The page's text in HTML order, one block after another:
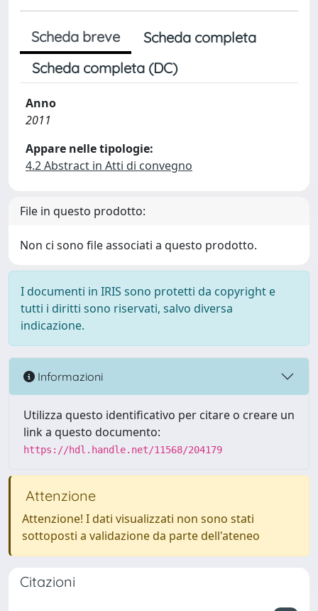
Scheda breve
Scheda completa
Scheda completa (DC)
Anno
2011
Appare nelle tipologie:
4.2 Abstract in Atti di convegno
File in questo prodotto:
Non ci sono file associati a questo prodotto.
I documenti in IRIS sono protetti da copyright e
tutti i diritti sono riservati, salvo diversa
indicazione.
Informazioni
Utilizza questo identificativo per citare o creare un
link a questo documento:
https://hdl.handle.net/11568/204179
Attenzione
Attenzione! I dati visualizzati non sono stati
sottoposti a validazione da parte dell'ateneo
Citazioni